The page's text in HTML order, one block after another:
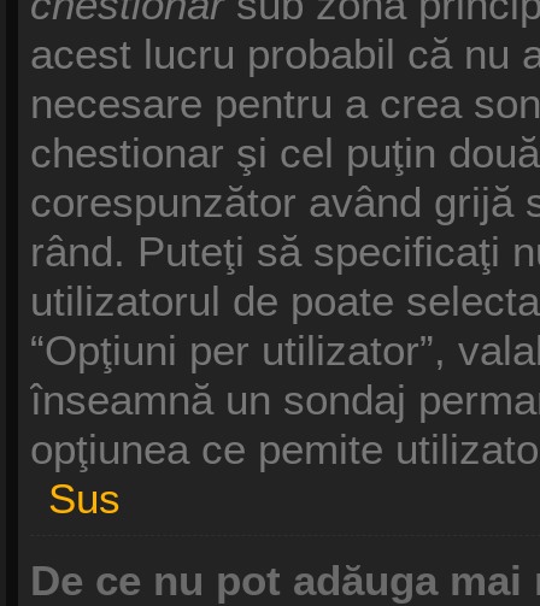
acest lucru probabil că nu
necesare pentru a crea
chestionar şi cel puţin
corespunzător având grijă
rând. Puteţi să specificaţi
utilizatorul de poate
“Opţiuni per utilizator”,
înseamnă un sondaj
opţiunea ce pemite
Sus
De ce nu pot adăuga